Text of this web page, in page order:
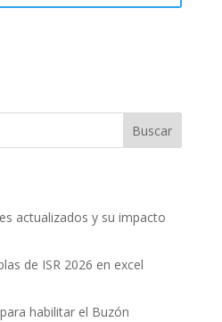
Buscar
actualizados y su impacto
de ISR 2026 en excel
habilitar el Buzón